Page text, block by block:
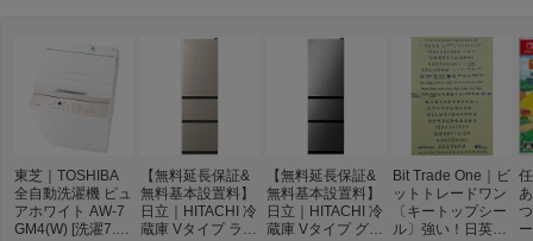
年間電気代目安
省エネ性能（目標年
度2021）
105％（目標年度2021年）
仕様1
食品収納スペースの目安
・冷蔵室： ＜162L＞
・うち、チルドルーム： ＜15L＞
東芝｜TOSHIBA
全自動洗濯機 ピュ
アホワイト AW-7
GM4(W) [洗濯7.0k
【無料延長保証&
無料基本設置料】
日立｜HITACHI 冷
蔵庫 Vタイプ ライ
【無料延長保証&
無料基本設置料】
日立｜HITACHI 冷
蔵庫 Vタイプ グラ
Bit Trade One｜ビ
ットトレードワン
〔キートップシー
ル〕強い！日英対